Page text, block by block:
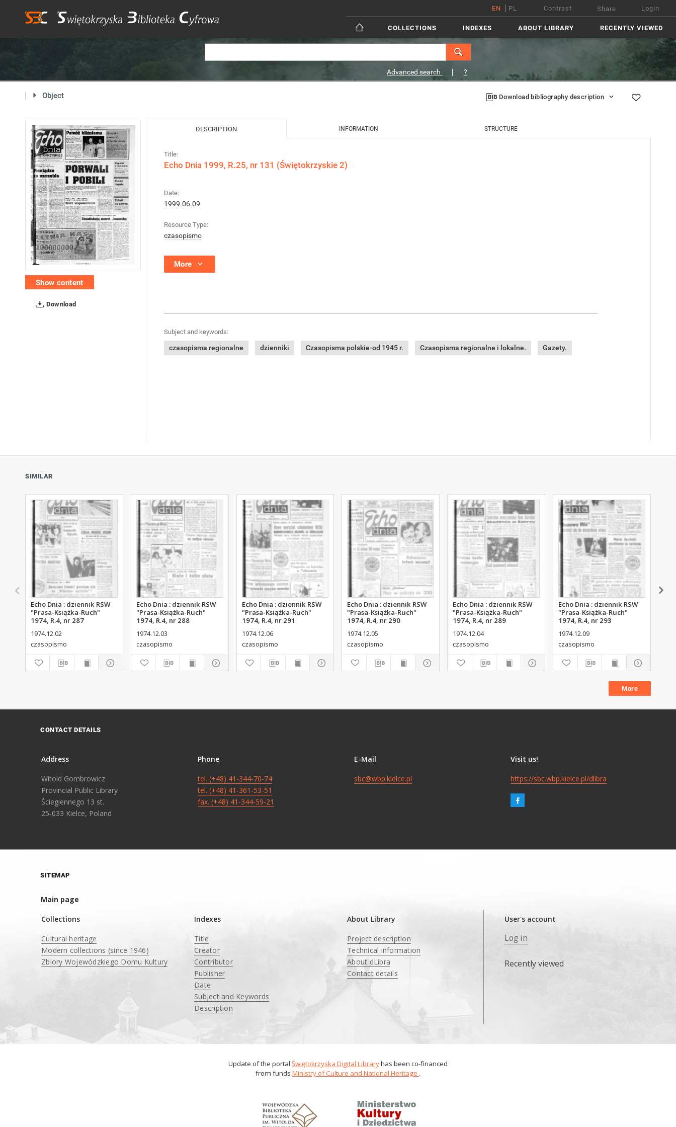
EN PL Contrast Share Login
COLLECTIONS INDEXES ABOUT LIBRARY RECENTLY VIEWED
Advanced search ?
Object Download bibliography description
Show content
Download
DESCRIPTION INFORMATION STRUCTURE
Title:
Echo Dnia 1999, R.25, nr 131 (Świętokrzyskie 2)
Date:
1999.06.09
Resource Type:
czasopismo
More
Subject and keywords:
czasopisma regionalne dzienniki Czasopisma polskie-od 1945 r. Czasopisma regionalne i lokalne. Gazety.
SIMILAR
Echo Dnia : dziennik RSW
"Prasa-Książka-Ruch"
1974, R.4, nr 287
1974.12.02
czasopismo
Echo Dnia : dziennik RSW
"Prasa-Książka-Ruch"
1974, R.4, nr 288
1974.12.03
czasopismo
Echo Dnia : dziennik RSW
"Prasa-Książka-Ruch"
1974, R.4, nr 291
1974.12.06
czasopismo
Echo Dnia : dziennik RSW
"Prasa-Książka-Ruch"
1974, R.4, nr 290
1974.12.05
czasopismo
Echo Dnia : dziennik RSW
"Prasa-Książka-Ruch"
1974, R.4, nr 289
1974.12.04
czasopismo
Echo Dnia : dziennik RSW
"Prasa-Książka-Ruch"
1974, R.4, nr 293
1974.12.09
czasopismo
More
CONTACT DETAILS
Address
Witold Gombrowicz
Provincial Public Library
Ściegiennego 13 st.
25-033 Kielce, Poland
Phone
tel. (+48) 41-344-70-74
tel. (+48) 41-361-53-51
fax. (+48) 41-344-59-21
E-Mail
sbc@wbp.kielce.pl
Visit us!
https://sbc.wbp.kielce.pl/dlibra
SITEMAP
Main page
Collections
Cultural heritage
Modern collections (since 1946)
Zbiory Wojewódzkiego Domu Kultury
Indexes
Title
Creator
Contributor
Publisher
Date
Subject and Keywords
Description
About Library
Project description
Technical information
About dLibra
Contact details
User's account
Log in
Recently viewed
Update of the portal Świętokrzyska Digital Libraryhas been co-financed
from funds Ministry of Culture and National Heritage .